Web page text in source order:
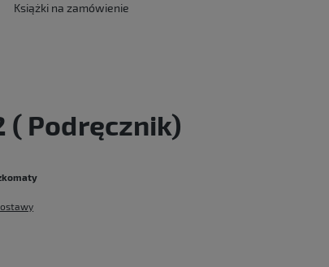
Książki na zamówienie
( Podręcznik)